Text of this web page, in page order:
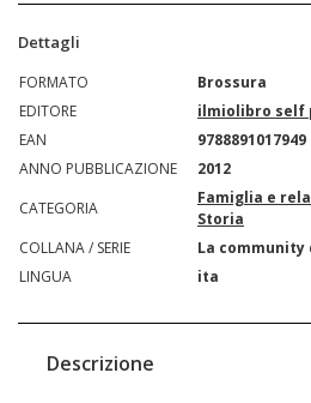
Dettagli
FORMATO
Brossura
EDITORE
ilmiolibro self
EAN
9788891017949
ANNO PUBBLICAZIONE
2012
CATEGORIA
Famiglia e
Storia
COLLANA / SERIE
La
LINGUA
ita
Descrizione